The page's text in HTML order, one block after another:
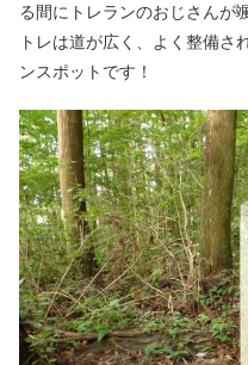
る間にトレランのおじさんが
トレは道が広く、よく整備さ
ンスポットです！